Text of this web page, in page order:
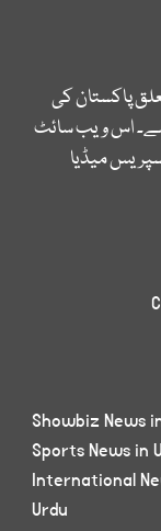
پاکستان کی
اس ویب سائٹ
میڈیا
Showbiz News
Sports News in
International
Urdu